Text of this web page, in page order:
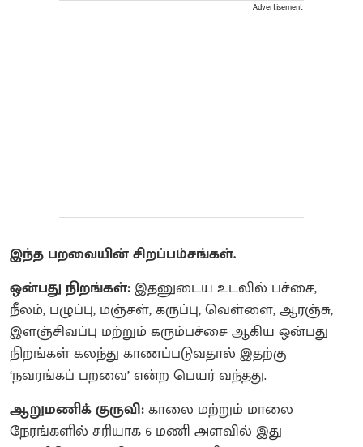
Advertisement
இந்த பறவையின் சிறப்பம்சங்கள்.
ஒன்பது நிறங்கள்:இதனுடைய உடலில் பச்சை,
நீலம், பழுப்பு, மஞ்சள், கருப்பு, வெள்ளை, ஆரஞ்சு,
இளஞ்சிவப்பு மற்றும் கரும்பச்சை ஆகிய ஒன்பது
நிறங்கள் கலந்து காணப்படுவதால் இதற்கு
‘நவரங்கப் பறவை’ என்ற பெயர் வந்தது.
ஆறுமணிக் குருவி:காலை மற்றும் மாலை
நேரங்களில் சரியாக 6 மணி அளவில் இது